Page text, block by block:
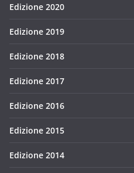
Edizione 2020
Edizione 2019
Edizione 2018
Edizione 2017
Edizione 2016
Edizione 2015
Edizione 2014